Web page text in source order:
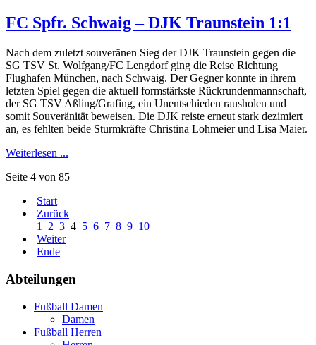
FC Spfr. Schwaig – DJK Traunstein 1:1
Nach dem zuletzt souveränen Sieg der DJK Traunstein gegen die
SG TSV St. Wolfgang/FC Lengdorf ging die Reise Richtung
Flughafen München, nach Schwaig. Der Gegner konnte in ihrem
letzten Spiel gegen die aktuell formstärkste Rückrundenmannschaft,
der SG TSV Aßling/Grafing, ein Unentschieden rausholen und
somit Souveränität beweisen. Die DJK reiste erneut stark dezimiert
an, es fehlten beide Sturmkräfte Christina Lohmeier und Lisa Maier.
Weiterlesen ...
Seite 4 von 85
Start
Zurück
1
2 3 4 5 6 7 8 9 10
Weiter
Ende
Abteilungen
Fußball Damen
Damen
Fußball Herren